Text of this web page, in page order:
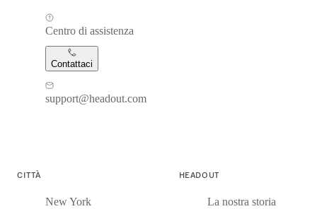
Centro di assistenza
Contattaci
support@headout.com
CITTÀ
New York
HEADOUT
La nostra storia